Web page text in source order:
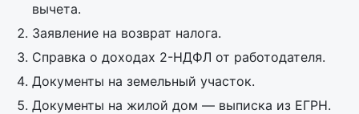
вычета.
Заявление на возврат налога.
Справка о доходах 2-НДФЛ от работодателя.
Документы на земельный участок.
Документы на жилой дом — выписка из ЕГРН.